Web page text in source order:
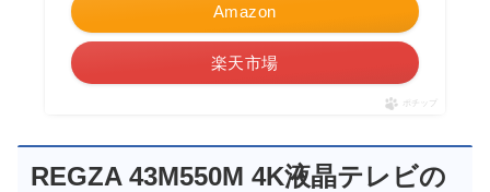
Amazon
楽天市場
ポチップ
REGZA 43M550M 4K液晶テレビの